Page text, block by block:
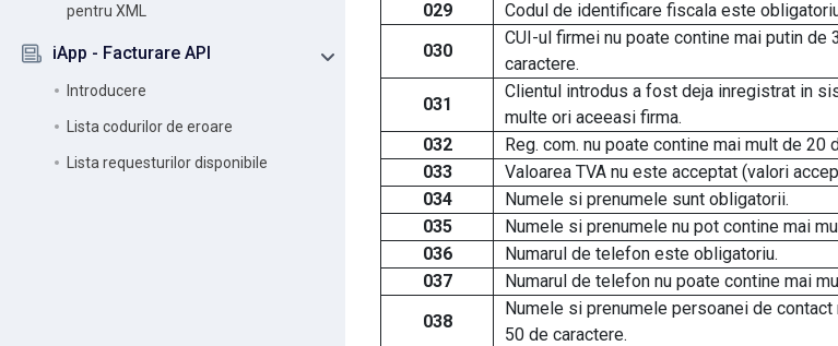
pentru XML
iApp - Facturare API
Introducere
Lista codurilor de eroare
Lista requesturilor disponibile
029
Codul de identificare fiscala este
030
CUI-ul firmei nu poate contine mai putin de
caractere.
031
Clientul introdus a fost deja inregistrat in
multe ori aceeasi firma.
032
Reg. com. nu poate contine mai mult de 20
033
Valoarea TVA nu este acceptat (valori
034
Numele si prenumele sunt obligatorii.
035
Numele si prenumele nu pot contine mai
036
Numarul de telefon este obligatoriu.
037
Numarul de telefon nu poate contine mai
038
Numele si prenumele persoanei de
50 de caractere.